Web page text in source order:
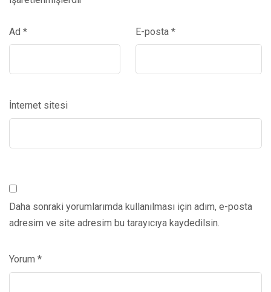
Ad * E-posta *
İnternet sitesi
Daha sonraki yorumlarımda kullanılması için adım, e-posta
adresim ve site adresim bu tarayıcıya kaydedilsin.
Yorum *